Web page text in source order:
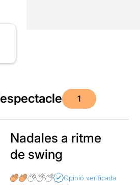
1
Nadales a ritme
de swing
Opinió verificada